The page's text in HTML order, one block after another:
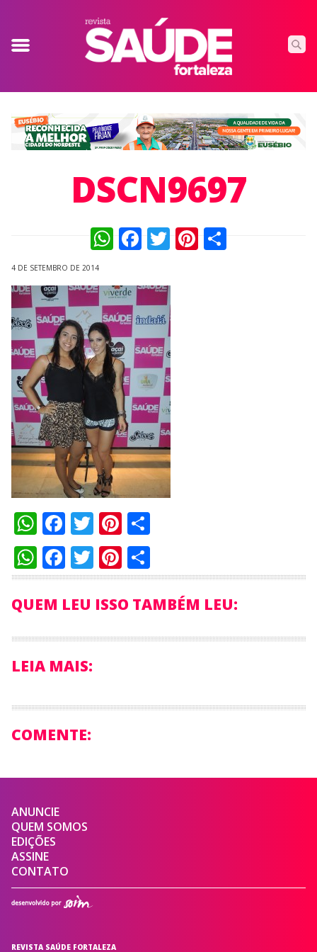
DSCN9697
WhatsApp
Facebook
TwitterPinterest
4 DE SETEMBRO DE 2014
WhatsApp
Facebook
Twitter
Pinterest
Compartilhar
WhatsApp
Facebook
Twitter
Pinterest
Compartilhar
QUEM LEU ISSO TAMBÉM LEU:
LEIA MAIS:
COMENTE:
ANUNCIE
QUEM SOMOS
EDIÇÕES
ASSINE
CONTATO
REVISTA SAÚDE FORTALEZA